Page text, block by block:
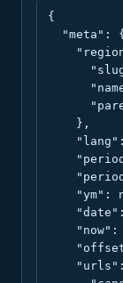
{
  "meta": {
    },
"ym":
"now":